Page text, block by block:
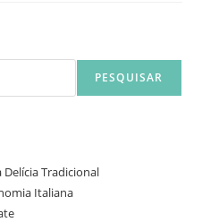
PESQUISAR
Tradicional
Italiana